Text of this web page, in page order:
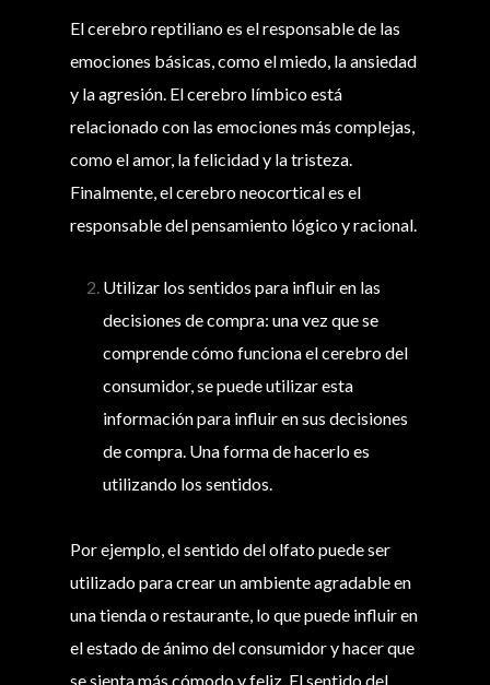
El cerebro reptiliano es el responsable de las
emociones básicas, como el miedo, la ansiedad
y la agresión. El cerebro límbico está
relacionado con las emociones más complejas,
como el amor, la felicidad y la tristeza.
Finalmente, el cerebro neocortical es el
responsable del pensamiento lógico y racional.
Utilizar los sentidos para influir en las
decisiones de compra: una vez que se
comprende cómo funciona el cerebro del
consumidor, se puede utilizar esta
información para influir en sus decisiones
de compra. Una forma de hacerlo es
utilizando los sentidos.
Por ejemplo, el sentido del olfato puede ser
utilizado para crear un ambiente agradable en
una tienda o restaurante, lo que puede influir en
el estado de ánimo del consumidor y hacer que
se sienta más cómodo y feliz. El sentido del